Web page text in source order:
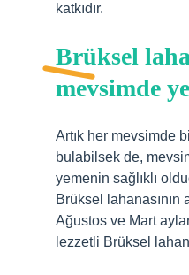
katkıdır.
Brüksel
mevsimde
Artık her mevsimde
bulabilsek de,
yemenin sağlıklı
Brüksel lahanasının
Ağustos ve Mart
lezzetli Brüksel